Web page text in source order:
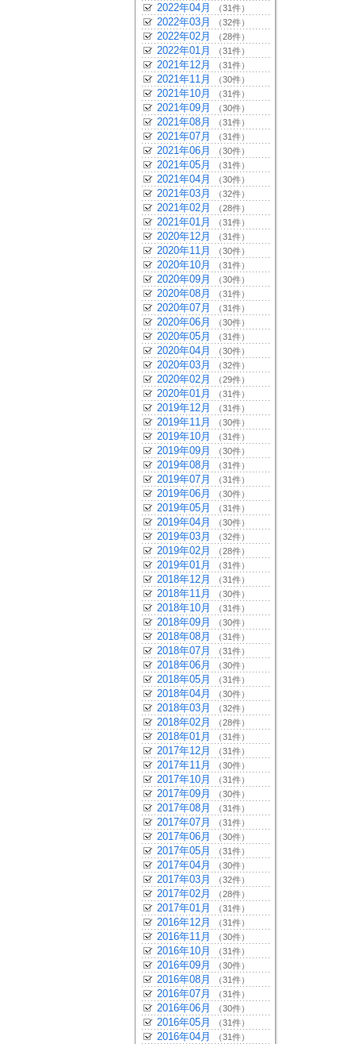
2022年04月 （31件）
2022年03月 （32件）
2022年02月 （28件）
2022年01月 （31件）
2021年12月 （31件）
2021年11月 （30件）
2021年10月 （31件）
2021年09月 （30件）
2021年08月 （31件）
2021年07月 （31件）
2021年06月 （30件）
2021年05月 （31件）
2021年04月 （30件）
2021年03月 （32件）
2021年02月 （28件）
2021年01月 （31件）
2020年12月 （31件）
2020年11月 （30件）
2020年10月 （31件）
2020年09月 （30件）
2020年08月 （31件）
2020年07月 （31件）
2020年06月 （30件）
2020年05月 （31件）
2020年04月 （30件）
2020年03月 （32件）
2020年02月 （29件）
2020年01月 （31件）
2019年12月 （31件）
2019年11月 （30件）
2019年10月 （31件）
2019年09月 （30件）
2019年08月 （31件）
2019年07月 （31件）
2019年06月 （30件）
2019年05月 （31件）
2019年04月 （30件）
2019年03月 （32件）
2019年02月 （28件）
2019年01月 （31件）
2018年12月 （31件）
2018年11月 （30件）
2018年10月 （31件）
2018年09月 （30件）
2018年08月 （31件）
2018年07月 （31件）
2018年06月 （30件）
2018年05月 （31件）
2018年04月 （30件）
2018年03月 （32件）
2018年02月 （28件）
2018年01月 （31件）
2017年12月 （31件）
2017年11月 （30件）
2017年10月 （31件）
2017年09月 （30件）
2017年08月 （31件）
2017年07月 （31件）
2017年06月 （30件）
2017年05月 （31件）
2017年04月 （30件）
2017年03月 （32件）
2017年02月 （28件）
2017年01月 （31件）
2016年12月 （31件）
2016年11月 （30件）
2016年10月 （31件）
2016年09月 （30件）
2016年08月 （31件）
2016年07月 （31件）
2016年06月 （30件）
2016年05月 （31件）
2016年04月 （31件）